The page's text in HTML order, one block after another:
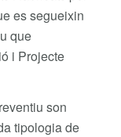
es segueixin
que
i Projecte
son
tipologia de